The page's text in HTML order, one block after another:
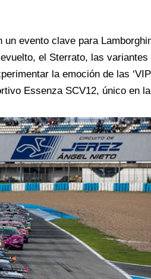
evento clave para
el Sterrato, las variantes
la emoción de las
Essenza SCV12, único en